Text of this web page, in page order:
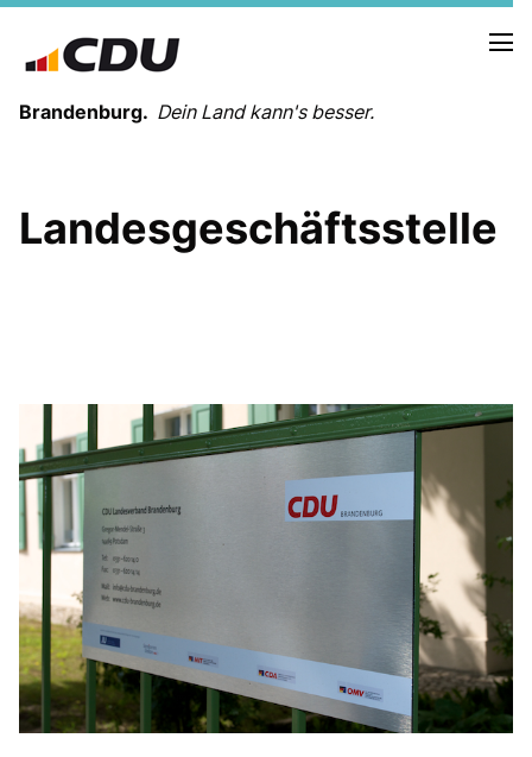
Brandenburg. Dein Land kann's besser.
TERMINE
VEREINIGUNGEN UND SONDERORGANISATIONEN
LANDESFACHAUSSCHÜSSE
PARTEIGESCHICHTE
PARTEIGERICHT
IN DER LANDESREGIERUNG
IM BUNDESTAG
IM EUROPÄISCHEN PARLAMENT
Landesgeschäftsstelle